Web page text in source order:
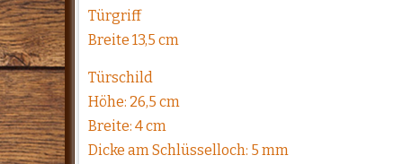
Türgriff
Breite 13,5 cm
Türschild
Höhe: 26,5 cm
Breite: 4 cm
Dicke am Schlüsselloch: 5 mm